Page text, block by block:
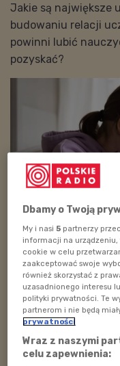
Jakie są największe
budowaniu relacji
powinni lubić
pozyskać?
Jak skutecznie
Z gośćmi audycji:
koordynatorką
zeSzkoły Edukacji
Budząca się szkoła
neurodydaktyki
Dbamy o Twoją
My i nasi5 partnerzy
informacji na
cookie w celu
zaakceptować swoje
również skorzystać z
uzasadnionego interesu
polityki prywatności. Te
partnerom i nie będą
prywatności
Wraz z naszymi
celu zapewnienia: